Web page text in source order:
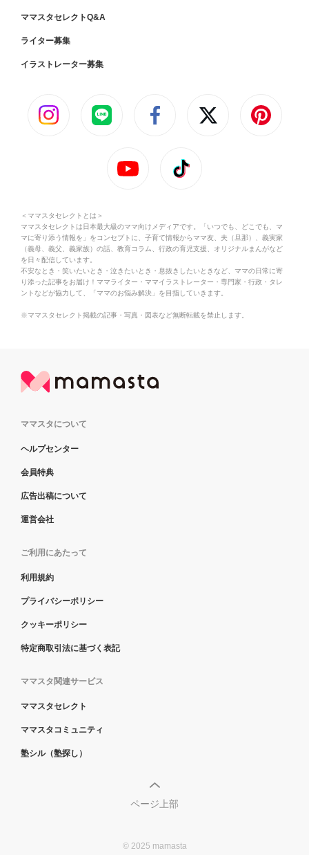
ママスタセレクトQ&A
ライター募集
イラストレーター募集
＜ママスタセレクトとは＞
ママスタセレクトは日本最大級のママ向けメディアです。「いつでも、どこでも、マ
マに寄り添う情報を」をコンセプトに、子育て情報からママ友、夫（旦那）、義実家
（義母、義父、義家族）の話、教育コラム、行政の育児支援、オリジナルまんがなど
を日々配信しています。
不安なとき・笑いたいとき・泣きたいとき・息抜きしたいときなど、ママの日常に寄
り添った記事をお届け！ママライター・ママイラストレーター・専門家・行政・タレ
ントなどが協力して、「ママのお悩み解決」を目指していきます。
※ママスタセレクト掲載の記事・写真・図表など無断転載を禁止します。
ママスタについて
ヘルプセンター
会員特典
広告出稿について
運営会社
ご利用にあたって
利用規約
プライバシーポリシー
クッキーポリシー
特定商取引法に基づく表記
ママスタ関連サービス
ママスタセレクト
ママスタコミュニティ
塾シル（塾探し）
ページ上部
© 2025 mamasta